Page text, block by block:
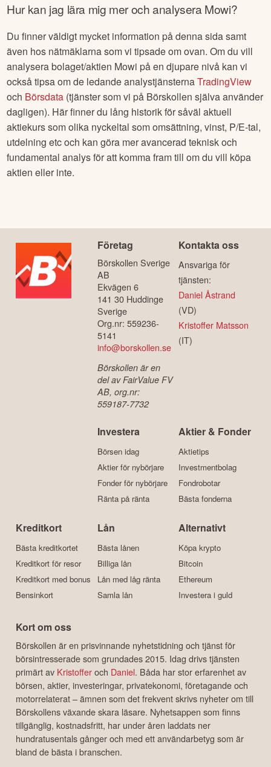
Hur kan jag lära mig mer och analyseraMowi?
Du finner väldigt mycket information på denna sida samt
även hos nätmäklarna som vi tipsade om ovan. Om du vill
analysera bolaget/aktien Mowi på en djupare nivå kan vi
också tipsa om de ledande analystjänsternaTradingView
och Börsdata (tjänster som vi på Börskollen själva använder
dagligen). Här finner du lång historik för såväl aktuell
aktiekurs som olika nyckeltal som omsättning, vinst, P/E-tal,
utdelning etc och kan göra mer avancerad teknisk och
fundamental analys för att komma fram till om du vill köpa
aktien eller inte.
Företag
Börskollen Sverige
AB
Ekvägen 6
141 30 Huddinge
Sverige
Org.nr: 559236-
5141
info@borskollen.se
Börskollen är en
del av FairValue FV
AB, org.nr:
559187-7732
Kontakta oss
Ansvariga för
tjänsten:
Daniel Åstrand
(VD)
Kristoffer Matsson
(IT)
Investera
Börsen idag
Aktier för nybörjare
Fonder för nybörjare
Ränta på ränta
Aktier & Fonder
Aktietips
Investmentbolag
Fondrobotar
Bästa fonderna
Kreditkort
Bästa kreditkortet
Kreditkort för resor
Kreditkort med bonus
Bensinkort
Lån
Bästa lånen
Billiga lån
Lån med låg ränta
Samla lån
Alternativt
Köpa krypto
Bitcoin
Ethereum
Investera i guld
Kort om oss
Börskollen är en prisvinnande nyhetstidning och tjänst för
börsintresserade som grundades 2015. Idag drivs tjänsten
primärt av Kristofferoch Daniel. Båda har stor erfarenhet av
börsen, aktier, investeringar, privatekonomi, företagande och
motorrelaterat – ämnen som det frekvent skrivs nyheter om till
Börskollens växande skara läsare. Nyhetsappen som finns
tillgänglig, kostnadsfritt, har under åren laddats ner
hundratusentals gånger och med ett användarbetyg som är
bland de bästa i branschen.